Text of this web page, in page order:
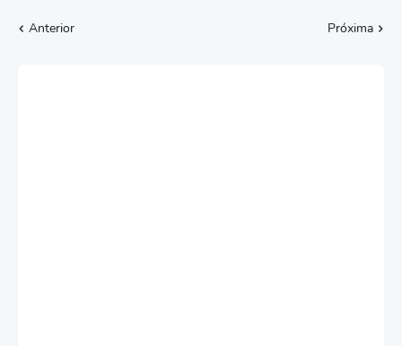
Anterior Próxima